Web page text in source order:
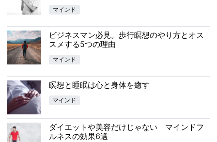
マインド
ビジネスマン必見。歩行瞑想のやり方とオス
スメする5つの理由
マインド
瞑想と睡眠は心と身体を癒す
マインド
ダイエットや美容だけじゃない マインドフ
ルネスの効果6選